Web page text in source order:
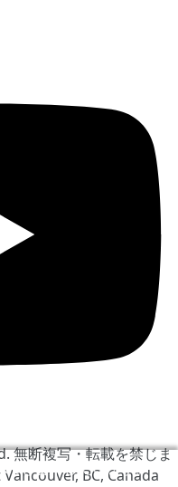
を使用しています。
無断複写・転載を禁じま
BC, Canada